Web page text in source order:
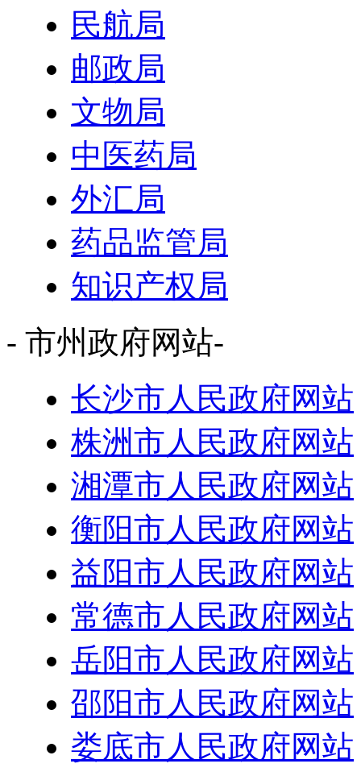
民航局
邮政局
文物局
中医药局
外汇局
药品监管局
知识产权局
- 市州政府网站-
长沙市人民政府网站
株洲市人民政府网站
湘潭市人民政府网站
衡阳市人民政府网站
益阳市人民政府网站
常德市人民政府网站
岳阳市人民政府网站
邵阳市人民政府网站
娄底市人民政府网站